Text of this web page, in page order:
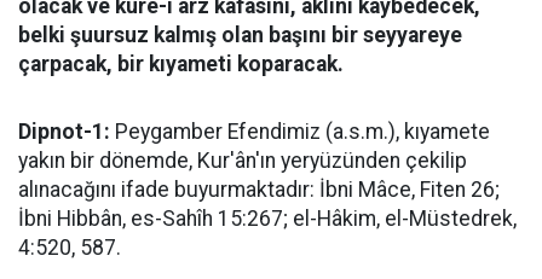
olacak ve küre-i arz kafasını, aklını kaybedecek,
belki şuursuz kalmış olan başını bir seyyareye
çarpacak, bir kıyameti koparacak.
Dipnot-1: Peygamber Efendimiz (a.s.m.), kıyamete
yakın bir dönemde, Kur'ân'ın yeryüzünden çekilip
alınacağını ifade buyurmaktadır: İbni Mâce, Fiten 26;
İbni Hibbân, es-Sahîh 15:267; el-Hâkim, el-Müstedrek,
4:520, 587.